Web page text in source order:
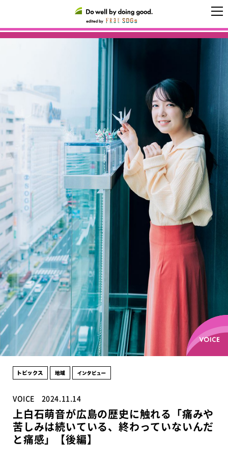
VOICE 2024.11.14
上白石萌音が広島の歴史に触れる「痛みや
苦しみは続いている、終わっていないんだ
と痛感」【後編】